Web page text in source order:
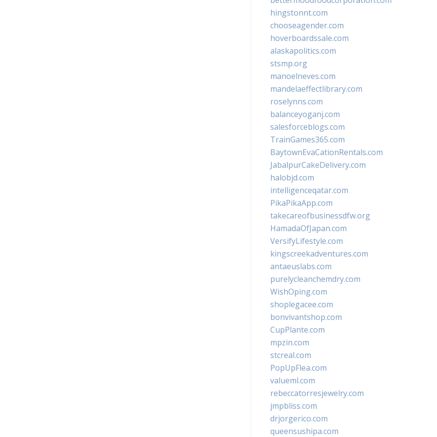
hingstonnt.com
chooseagender.com
hoverboardssale.com
alaskapolitics.com
stsmp.org
manoelneves.com
mandelaeffectlibrary.com
roselynns.com
balanceyoganj.com
salesforceblogs.com
TrainGames365.com
BaytownEvaCationRentals.com
JabalpurCakeDelivery.com
halobjd.com
intelligenceqatar.com
PikaPikaApp.com
takecareofbusinessdfw.org
HamadaOfJapan.com
VersifyLifestyle.com
kingscreekadventures.com
antaeuslabs.com
purelycleanchemdry.com
WishOping.com
shoplegacee.com
bonvivantshop.com
CupPlante.com
mpzin.com
stcreal.com
PopUpFlea.com
valueml.com
rebeccatorresjewelry.com
jmpbliss.com
drjorgerico.com
queensushipa.com